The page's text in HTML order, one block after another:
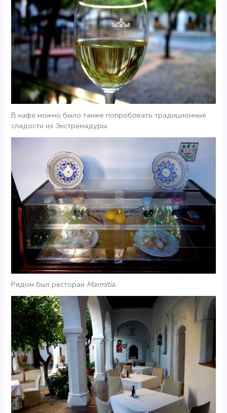
В кафе можно было также попробовать традиционные
сладости из Экстремадуры.
Рядом был ресторан Marmitia.